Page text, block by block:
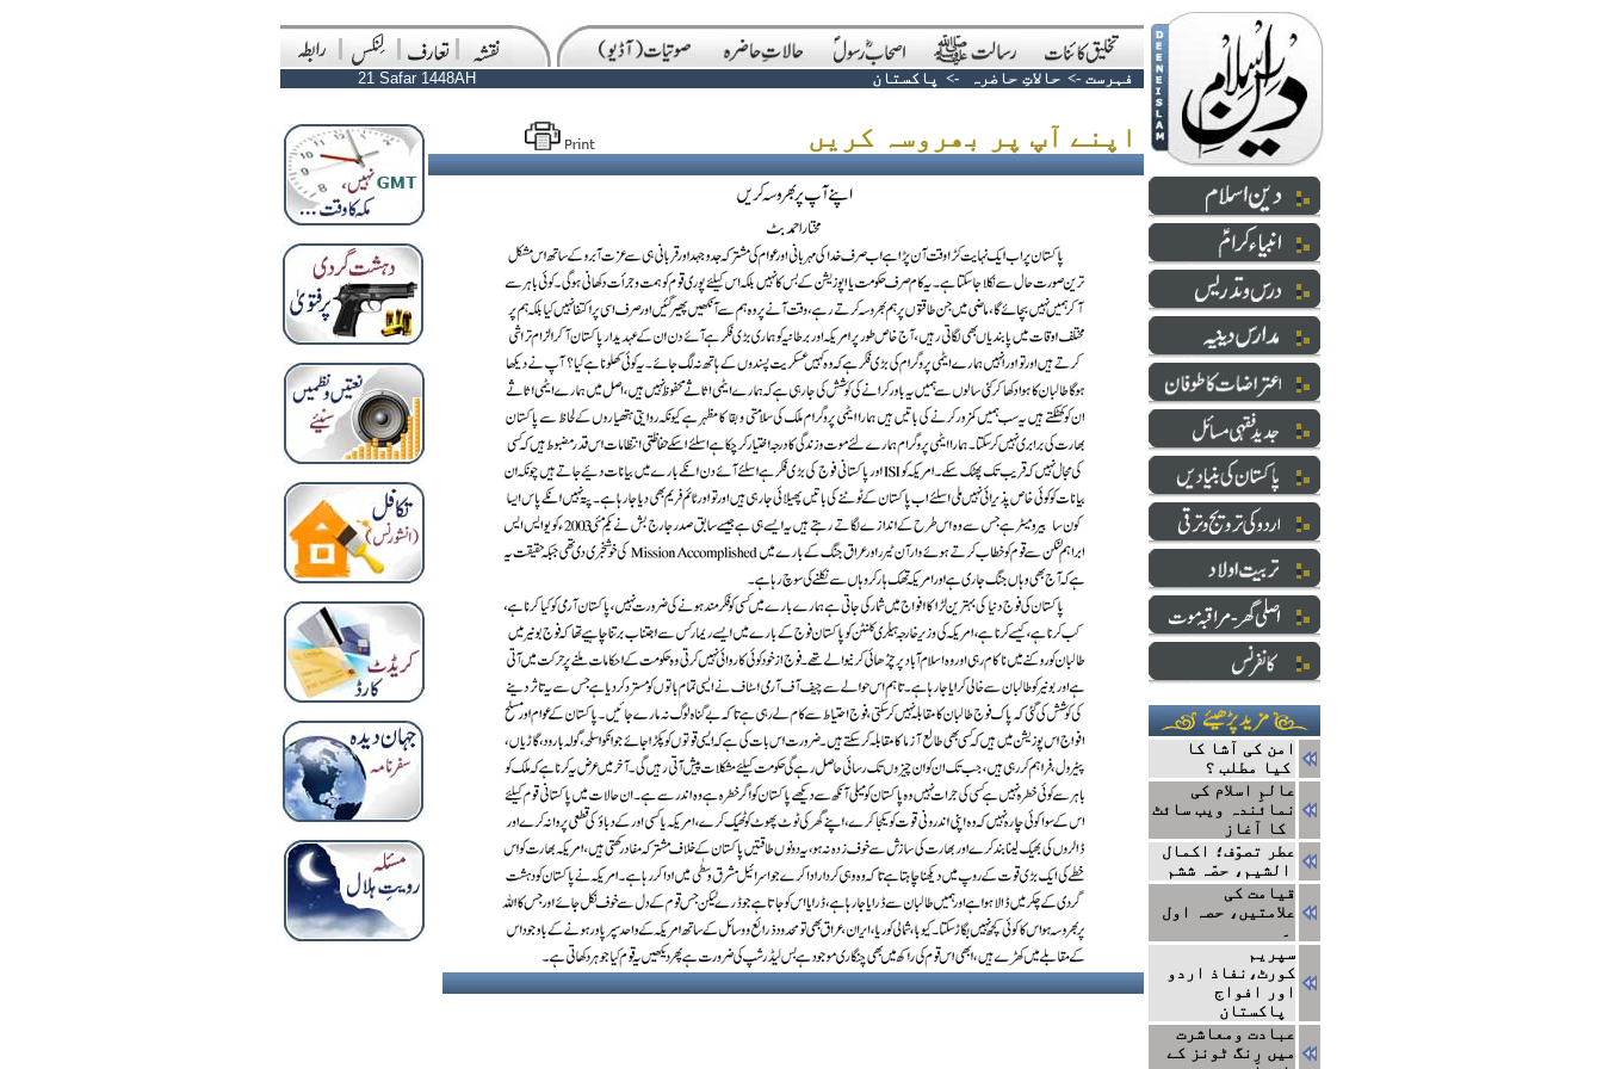
21 Safar 1448AH فہرست ->حالاتِ حاضرہ -> پاکستان
امن کی آشا کا
کیا مطلب ؟
عالمِ اسلام کی
نمائندہ ویب سائٹ
کا آغاز
عطر تصوّف؛ اکمال
الشیم، حصّہ ششم
قیامت کی
علامتیں، حصہ اول
۔
سپریم
کورٹ،نفاذ اردو
اور افواج
عبادت ومعاشرت
میں رِنگ ٹونز کے